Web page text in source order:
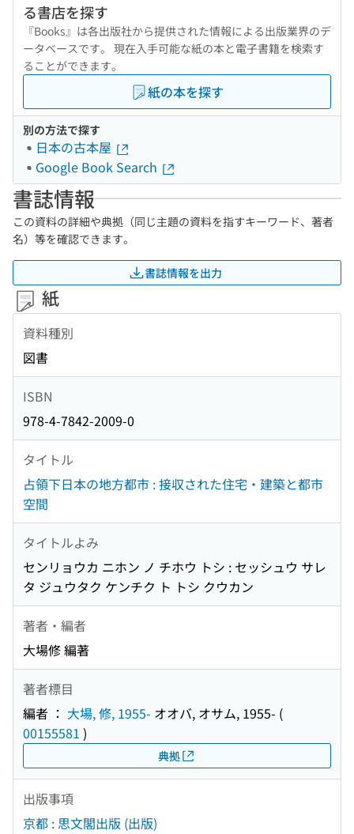
る書店を探す
『Books』は各出版社から提供された情報による出版業界のデ
ータベースです。 現在入手可能な紙の本と電子書籍を検索す
ることができます。
紙の本を探す
別の方法で探す
日本の古本屋
Google Book Search
書誌情報
この資料の詳細や典拠（同じ主題の資料を指すキーワード、著者
名）等を確認できます。
書誌情報を出力
紙
資料種別
図書
ISBN
978-4-7842-2009-0
タイトル
占領下日本の地方都市 : 接収された住宅・建築と都市
空間
タイトルよみ
センリョウカ ニホン ノ チホウ トシ : セッシュウ サレ
タ ジュウタク ケンチク ト トシ クウカン
著者・編者
大場修 編著
著者標目
編者 ： 大場, 修, 1955- オオバ, オサム, 1955- (
00155581 )
典拠
出版事項
京都 : 思文閣出版 (出版)